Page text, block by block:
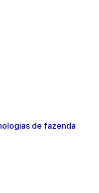
de fazenda